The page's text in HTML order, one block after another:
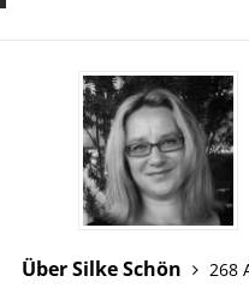
Über Silke Schön 268